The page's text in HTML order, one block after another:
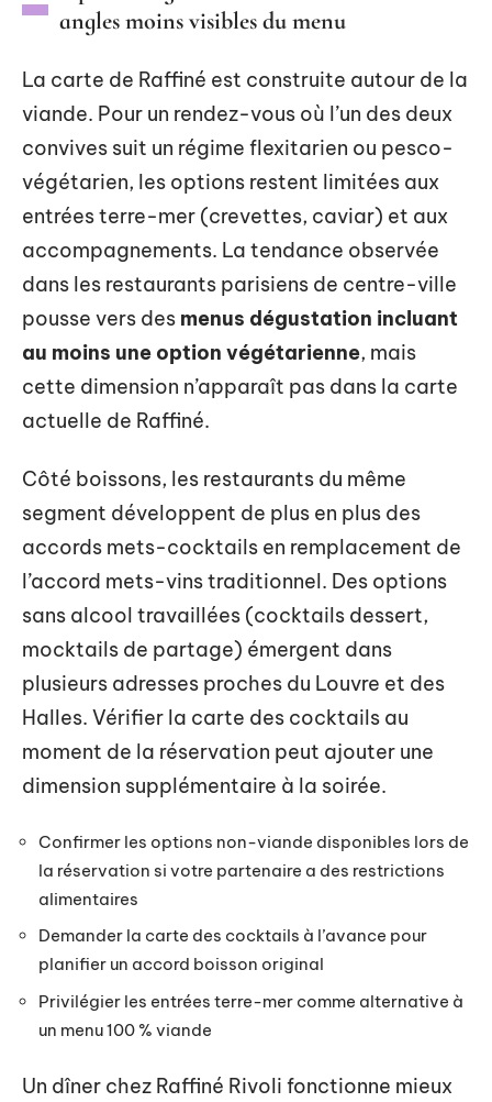
angles moins visibles du menu
La carte de Raffiné est construite autour de la
viande. Pour un rendez-vous où l’un des deux
convives suit un régime flexitarien ou pesco-
végétarien, les options restent limitées aux
entrées terre-mer (crevettes, caviar) et aux
accompagnements. La tendance observée
dans les restaurants parisiens de centre-ville
pousse vers des menus dégustation incluant
au moins une option végétarienne, mais
cette dimension n’apparaît pas dans la carte
actuelle de Raffiné.
Côté boissons, les restaurants du même
segment développent de plus en plus des
accords mets-cocktails en remplacement de
l’accord mets-vins traditionnel. Des options
sans alcool travaillées (cocktails dessert,
mocktails de partage) émergent dans
plusieurs adresses proches du Louvre et des
Halles. Vérifier la carte des cocktails au
moment de la réservation peut ajouter une
dimension supplémentaire à la soirée.
Confirmer les options non-viande disponibles lors de
la réservation si votre partenaire a des restrictions
alimentaires
Demander la carte des cocktails à l’avance pour
planifier un accord boisson original
Privilégier les entrées terre-mer comme alternative à
un menu 100 % viande
Un dîner chez Raffiné Rivoli fonctionne mieux